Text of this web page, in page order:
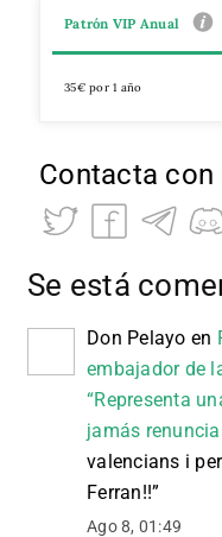
Patrón VIP Anual
35€ por 1 año
Contacta
Se está
Don Pelayo en
embajador de
“Representa
jamás
valencians i
Ferran!!”
Ago 8, 01:49